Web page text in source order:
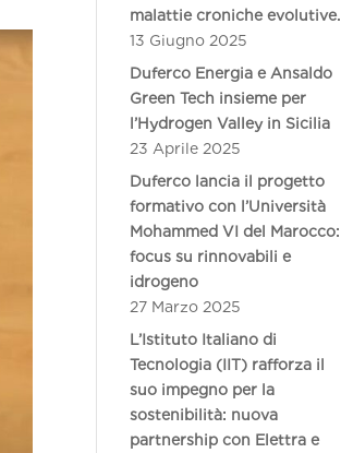
malattie croniche evolutive.
13 Giugno 2025
Duferco Energia e Ansaldo
Green Tech insieme per
l’Hydrogen Valley in Sicilia
23 Aprile 2025
Duferco lancia il progetto
formativo con l’Università
Mohammed VI del Marocco:
focus su rinnovabili e
idrogeno
27 Marzo 2025
L’Istituto Italiano di
Tecnologia (IIT) rafforza il
suo impegno per la
sostenibilità: nuova
partnership con Elettra e